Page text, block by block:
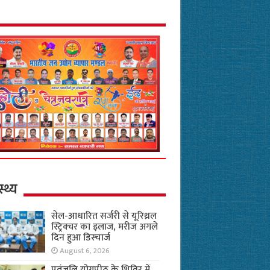
सेल-आधारित सर्जरी से यूरिथ्रल
स्ट्रिक्चर का इलाज, मरीज अगले
दिन हुआ डिस्चार्ज
August 6, 2026